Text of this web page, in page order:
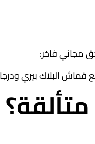
مجاني فاخر:
البلاك بيري ودرجات